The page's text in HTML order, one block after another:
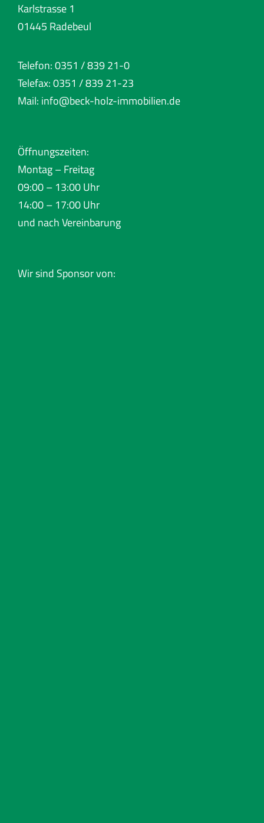
Karlstrasse 1
01445 Radebeul
Telefon: 0351 / 839 21-0
Telefax: 0351 / 839 21-23
Mail: info@beck-holz-immobilien.de
Öffnungszeiten:
Montag – Freitag
09:00 – 13:00 Uhr
14:00 – 17:00 Uhr
und nach Vereinbarung
Wir sind Sponsor von: